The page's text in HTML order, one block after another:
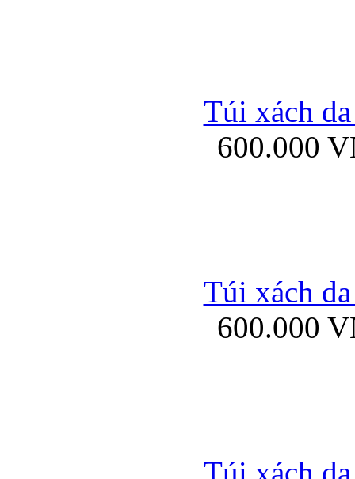
Ốp lưng Samsung
Ốp lưng
Túi xách
600.000
Túi xách
600.000